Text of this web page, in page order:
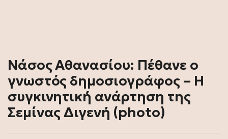
Νάσος Αθανασίου: Πέθανε ο
γνωστός δημοσιογράφος – Η
συγκινητική ανάρτηση της
Σεμίνας Διγενή (photo)